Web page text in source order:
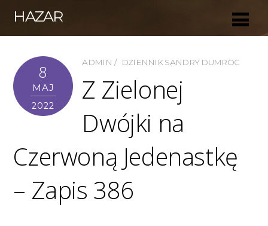
HAZAR
8
MAJ
2022
ADMIN DZIENNIK SANDRY DUMROC
Z Zielonej
Dwójki na
Czerwoną Jedenastkę
– Zapis 386